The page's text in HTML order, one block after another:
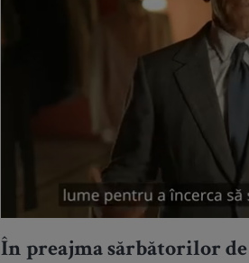
În preajma sărbătorilor